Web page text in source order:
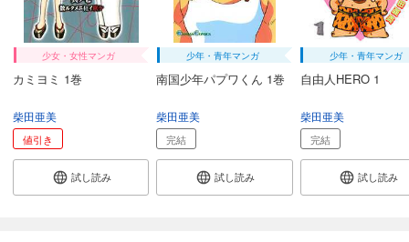
少女・女性マンガ
カミヨミ 1巻
柴田亜美
値引き
試し読み
少年・青年マンガ
南国少年パプワくん 1巻
柴田亜美
完結
試し読み
少年・青年マンガ
自由人HERO 1
柴田亜美
完結
試し読み